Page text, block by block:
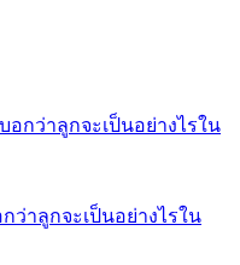
ว่าลูกจะเป็นอย่างไรใน